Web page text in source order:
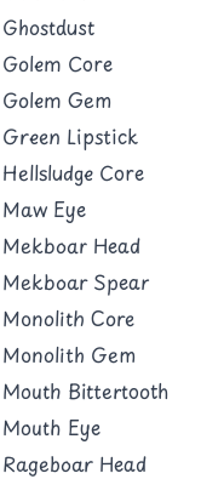
Ghostdust
Golem Core
Golem Gem
Green Lipstick
Hellsludge Core
Maw Eye
Mekboar Head
Mekboar Spear
Monolith Core
Monolith Gem
Mouth Bittertooth
Mouth Eye
Rageboar Head